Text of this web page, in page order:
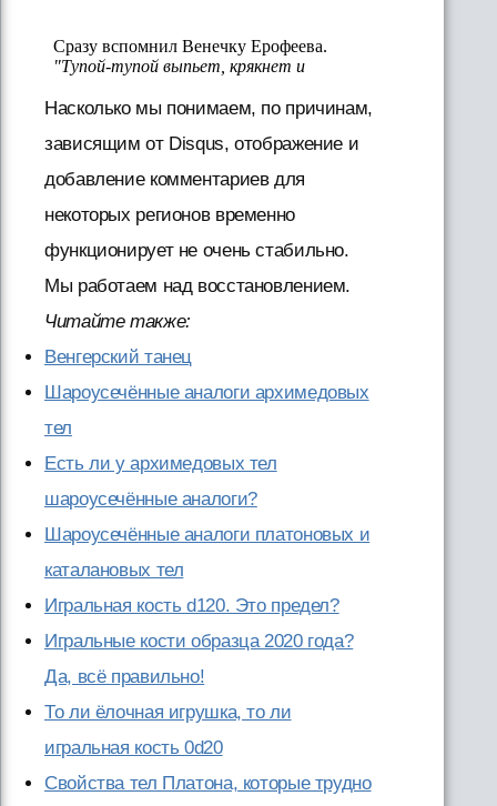
Насколько мы понимаем, по причинам,
зависящим от Disqus, отображение и
добавление комментариев для
некоторых регионов временно
функционирует не очень стабильно.
Мы работаем над восстановлением.
Читайте также:
Венгерский танец
Шароусечённые аналоги архимедовых
тел
Есть ли у архимедовых тел
шароусечённые аналоги?
Шароусечённые аналоги платоновых и
каталановых тел
Игральная кость d120. Это предел?
Игральные кости образца 2020 года?
Да, всё правильно!
То ли ёлочная игрушка, то ли
игральная кость 0d20
Свойства тел Платона, которые трудно